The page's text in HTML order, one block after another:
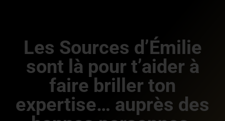
Les Sources d’Émilie
sont là pour t’aider à
faire briller ton
expertise… auprès des